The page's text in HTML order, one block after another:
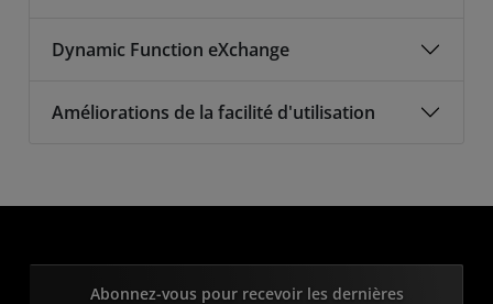
Dynamic Function eXchange
Améliorations de la facilité d'utilisation
Abonnez-vous pour recevoir les dernières